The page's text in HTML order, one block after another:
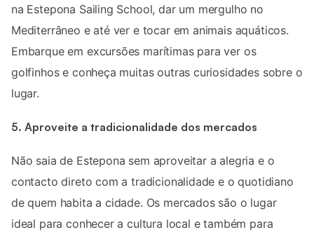
na Estepona Sailing School, dar um mergulho no
Mediterrâneo e até ver e tocar em animais aquáticos.
Embarque em excursões marítimas para ver os
golfinhos e conheça muitas outras curiosidades sobre o
lugar.
5. Aproveite a tradicionalidade dos mercados
Não saia de Estepona sem aproveitar a alegria e o
contacto direto com a tradicionalidade e o quotidiano
de quem habita a cidade. Os mercados são o lugar
ideal para conhecer a cultura local e também para